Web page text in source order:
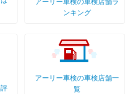
ンキング
アーリー車検の車検店舗一
覧